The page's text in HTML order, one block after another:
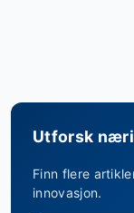
Utforsk
Finn flere
innovasjon.